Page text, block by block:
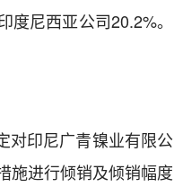
度尼西亚公司20.2%。
对印尼广青镍业有限公
施进行倾销及倾销幅度